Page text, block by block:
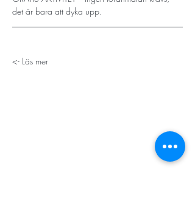
det är bara att dyka upp.
Läs mer ->